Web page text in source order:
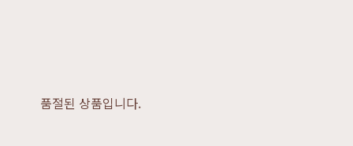
품절된 상품입니다.